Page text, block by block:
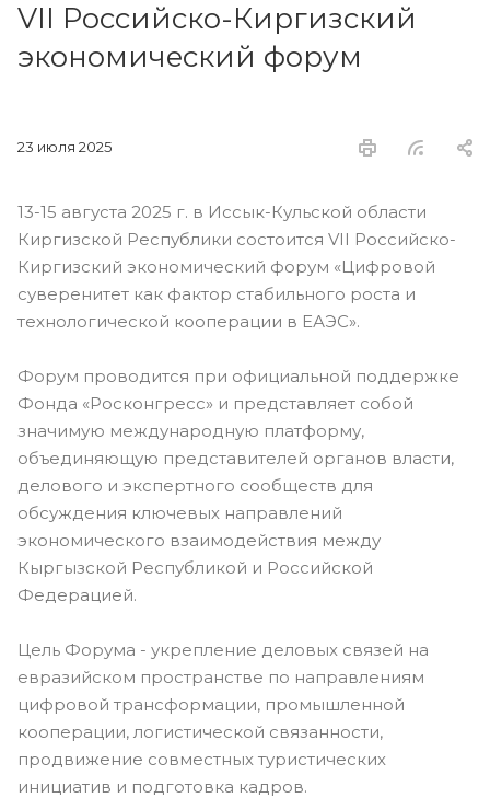
VII Российско-Киргизский
экономический форум
23 июля 2025
13-15 августа 2025 г. в Иссык-Кульской области
Киргизской Республики состоится VII Российско-
Киргизский экономический форум «Цифровой
суверенитет как фактор стабильного роста и
технологической кооперации в ЕАЭС».
Форум проводится при официальной поддержке
Фонда «Росконгресс» и представляет собой
значимую международную платформу,
объединяющую представителей органов власти,
делового и экспертного сообществ для
обсуждения ключевых направлений
экономического взаимодействия между
Кыргызской Республикой и Российской
Федерацией.
Цель Форума - укрепление деловых связей на
евразийском пространстве по направлениям
цифровой трансформации, промышленной
кооперации, логистической связанности,
продвижение совместных туристических
инициатив и подготовка кадров.